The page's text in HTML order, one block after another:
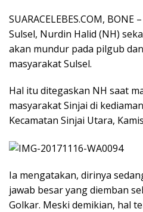
SUARACELEBES.COM,
Sulsel, Nurdin Halid (NH)
akan mundur pada pilgub
masyarakat Sulsel.
Hal itu ditegaskan NH saat
masyarakat Sinjai di
Kecamatan Sinjai Utara,
Ia mengatakan, dirinya
jawab besar yang diemban
Golkar. Meski demikian, hal